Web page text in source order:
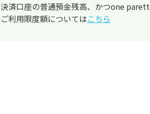
回答
決済口座の普通預金残高、かつone
ご利用限度額についてはこちら